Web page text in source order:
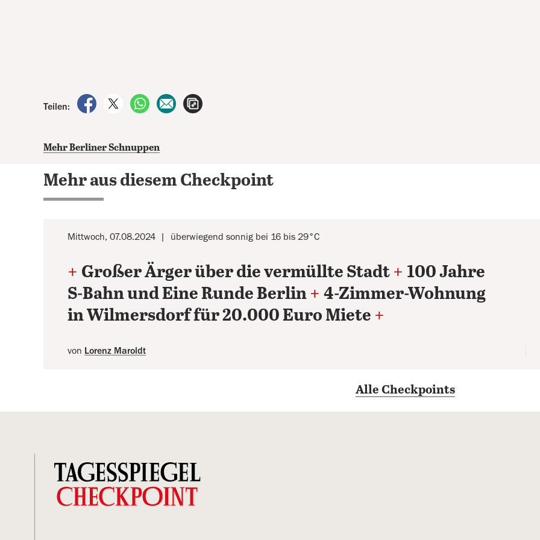
Teilen:
auf Facebook teilen
auf X teilenper WhatsApp teilen
per E-Mail teilen
Mehr Berliner Schnuppen
Mehr aus diesem Checkpoint
Mittwoch, 07.08.2024 überwiegend sonnig bei 16 bis 29°C
+ Großer Ärger über die vermüllte Stadt + 100 Jahre
S-Bahn und Eine Runde Berlin + 4-Zimmer-Wohnung
in Wilmersdorf für 20.000 Euro Miete +
von Lorenz Maroldt
Alle Checkpoints